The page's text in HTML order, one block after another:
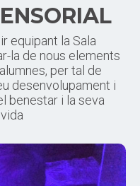
equipant la Sala
la de nous elements
per tal de
desenvolupament i
benestar i la seva